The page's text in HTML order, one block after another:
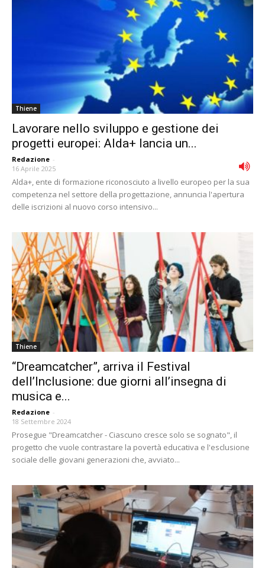
Thiene
Lavorare nello sviluppo e gestione dei
progetti europei: Alda+ lancia un...
Redazione -
16 Aprile 2025
Alda+, ente di formazione riconosciuto a livello europeo per la sua
competenza nel settore della progettazione, annuncia l'apertura
delle iscrizioni al nuovo corso intensivo...
Thiene
“Dreamcatcher”, arriva il Festival
dell’Inclusione: due giorni all’insegna di
musica e...
Redazione -
18 Settembre 2024
Prosegue "Dreamcatcher - Ciascuno cresce solo se sognato", il
progetto che vuole contrastare la povertà educativa e l'esclusione
sociale delle giovani generazioni che, avviato...